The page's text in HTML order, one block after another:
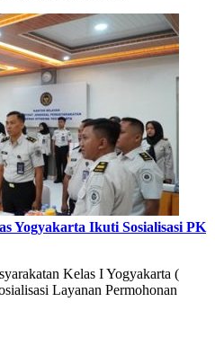
Yogyakarta Ikuti Sosialisasi PK
Kelas I Yogyakarta (
Layanan Permohonan